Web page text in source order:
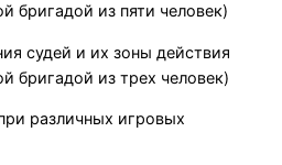
бригадой из пяти человек)
судей и их зоны действия
бригадой из трех человек)
различных игровых